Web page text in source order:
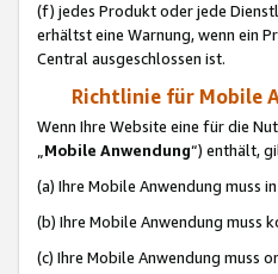
(f) jedes Produkt oder jede
erhältst eine Warnung, wenn ein
Central ausgeschlossen ist.
Richtlinie für Mobile
Wenn Ihre Website eine für die
„Mobile Anwendung“) enthält,
(a) Ihre Mobile Anwendung muss
(b) Ihre Mobile Anwendung muss
(c) Ihre Mobile Anwendung muss